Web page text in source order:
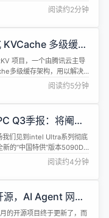
的正式员工，在原有的经济
条件者额外提供最长6个
渡性补贴。该政策已于本月
保补贴和生活补贴两部分组
举是为了给...
阅读约2分钟
多级缓存
项目，一个由腾讯云主导
多级缓存架构，用以解决
缓存的精细管理，并建起推
FlexKV将 KV Cache 逐层
扩展存储，充分利用整个推
吐，并极大降低 TTFT...
阅读约5分钟
Q3季报：将阉割
们见到intel Ultra系列彻底
的“中国特供”版本5090D
也有对标5070的RX9070
场因为停售DDR4反向带来
市场的竞争非常的稳定，对
处理器性能排行榜...
阅读约4分钟
，AI Agent 网络
的开源项目终于更新了，而